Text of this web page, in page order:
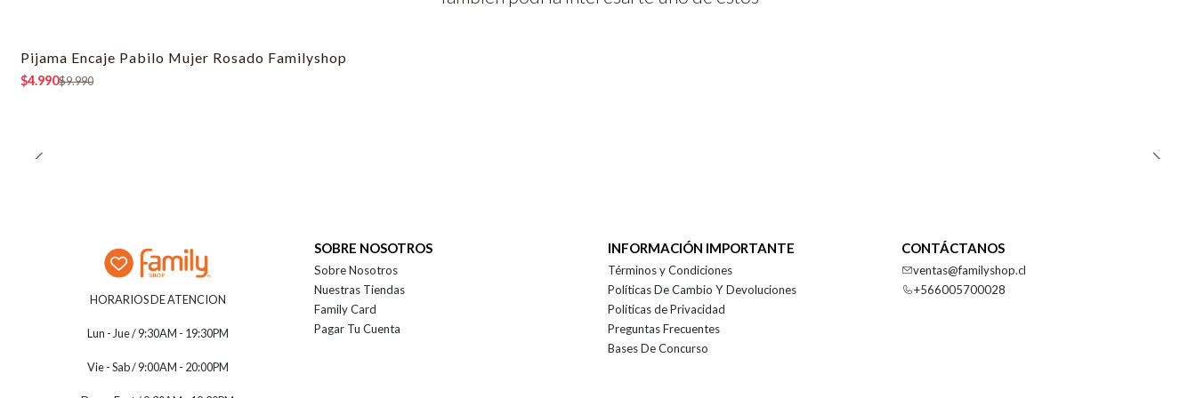
-50% OFF
Pijama Encaje Pabilo Mujer Rosado Familyshop
$4.990$9.990
HORARIOS DE ATENCION
Lun - Jue / 9:30AM - 19:30PM
Vie - Sab / 9:00AM - 20:00PM
SOBRE NOSOTROS
Sobre Nosotros
Nuestras Tiendas
Family Card
Pagar Tu Cuenta
INFORMACIÓN IMPORTANTE
Términos y Condiciones
Políticas De Cambio Y Devoluciones
Políticas de Privacidad
Preguntas Frecuentes
Bases De Concurso
CONTÁCTANOS
ventas@familyshop.cl
+566005700028